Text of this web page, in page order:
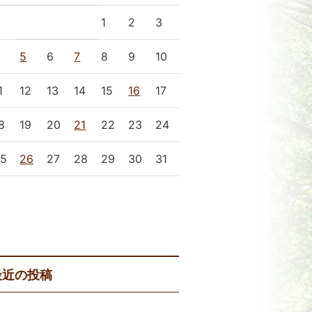
1 2 3
5 6 7 8 9 10
12 13 14 15 16 17
19 20 21 22 23 24
26 27 28 29 30 31
の投稿